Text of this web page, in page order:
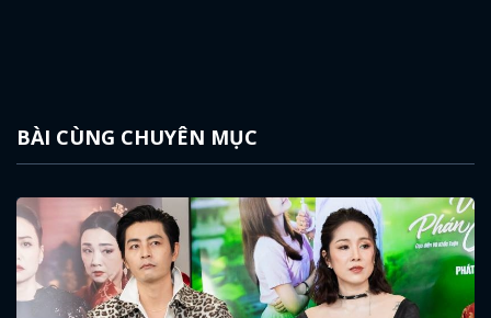
BÀI CÙNG CHUYÊN MỤC